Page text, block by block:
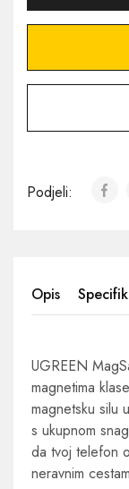
Podjeli:
Opis
UGREEN
magnetima
magnetsku silu
s ukupnom
da tvoj telefon
neravnim